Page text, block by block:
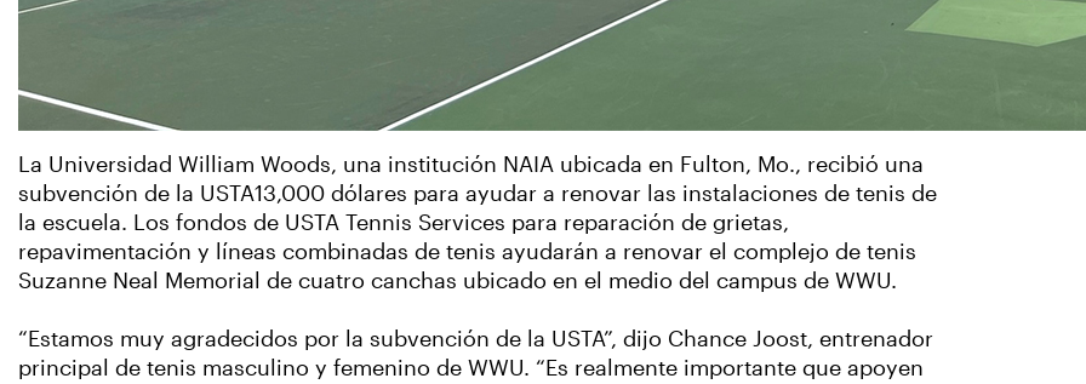
La Universidad William Woods, una institución NAIA ubicada en Fulton, Mo., recibió una
subvención de la USTA13,000 dólares para ayudar a renovar las instalaciones de tenis de
la escuela. Los fondos de USTA Tennis Services para reparación de grietas,
repavimentación y líneas combinadas de tenis ayudarán a renovar el complejo de tenis
Suzanne Neal Memorial de cuatro canchas ubicado en el medio del campus de WWU.
“Estamos muy agradecidos por la subvención de la USTA”, dijo Chance Joost, entrenador
principal de tenis masculino y femenino de WWU. “Es realmente importante que apoyen